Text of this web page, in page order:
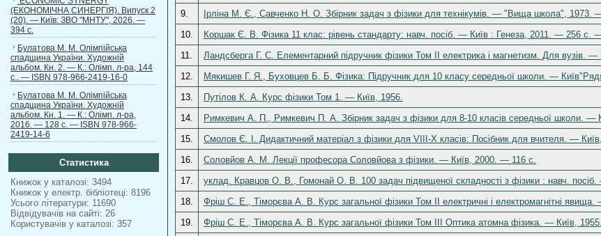
(ЕКОНОМІЧНА СИНЕРГІЯ). Випуск 2
(20). — Київ: ЗВО "МНТУ", 2026. —
394 с.
Булатова М. М. Олімпійська
спадщина України. Художній
альбом. Кн. 2. — К.: Олімп. л-ра, 144
с.. — ISBN 978-966-2419-16-0
Булатова М. М. Олімпійська
спадщина України. Художній
альбом. Кн. 1. — К.: Олімп. л-ра,
2016. — 128 с. — ISBN 978-966-
2419-14-6
Статистика
Книжок у каталозі: 3494
Книжок у електр. бібліотеці: 8196
Усього літератури: 11690
Відвідувачів на сайті: 26
Користувачів у каталозі: 357
9.
Ірліна М. Є., Савченко Н. О. Збірник задач з фізики для технікумів. — "Вища школа", 1973.
10.
Коршак Є. В. Фізика 11 клас: рівень стандарту: навч. посіб. — Київ : Генеза, 2011. — 256 с.
11.
Ландсберга Г. С. Елементарний підручник фізики Том II електрика і магнетизм. Для вузів.
12.
Мякишев Г. Я., Буховцев Б. Б. Фізика: Підручник для 10 класу середньої школи. —
13.
Путілов К. А. Курс фізики Том 1. — Київ, 1956.
14.
Римкевич А. П., Римкевич П. А. Збірник задач з фізики для 8-10 класів середньої школи. —
15.
Смолов Є. І. Дидактичний матеріал з фізики для VIII-X класів: Посібник для вчителя. —
16.
Соловйов А. М. Лекції професора Соловйова з фізики. — Київ, 2000. — 116 c.
17.
уклад. Кравцов О. В., Гомонай О. В. 100 задач підвищеної складності з фізики : навч.
18.
Фріш С. Е., Тіморєва А. В. Курс загальної фізики Том II електричні і електромагнітні
19.
Фріш С. Е., Тіморєва А. В. Курс загальної фізики Том III Оптика атомна фізика. — Київ,